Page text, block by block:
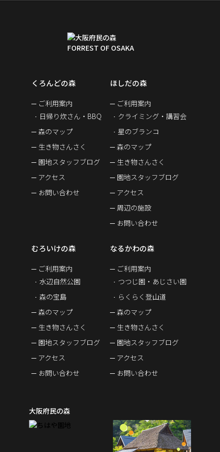
くろんどの森
ご利用案内
日帰り炊さん・BBQ
森のマップ
生き物さんさく
園地スタッフブログ
アクセス
お問い合わせ
ほしだの森
ご利用案内
クライミング・講習会
星のブランコ
森のマップ
生き物さんさく
園地スタッフブログ
アクセス
周辺の施設
お問い合わせ
むろいけの森
ご利用案内
水辺自然公園
森の宝島
森のマップ
生き物さんさく
園地スタッフブログ
アクセス
お問い合わせ
なるかわの森
ご利用案内
つつじ園・あじさい園
らくらく登山道
森のマップ
生き物さんさく
園地スタッフブログ
アクセス
お問い合わせ
大阪府民の森